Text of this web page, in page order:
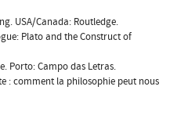
USA/Canada: Routledge.
Plato and the Construct of
Porto: Campo das Letras.
: comment la philosophie peut nous